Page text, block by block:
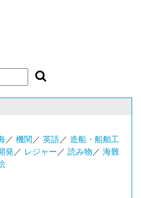
／ 機関 ／ 英語／ 造船・船舶工
発 ／ レジャー ／ 読み物 ／ 海難